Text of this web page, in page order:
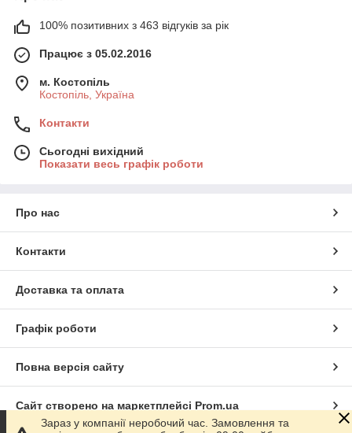
100% позитивних з 463 відгуків за рік
Працює з 05.02.2016
м. Костопіль
Костопіль, Україна
Контакти
Сьогодні вихідний
Показати весь графік роботи
Про нас
Контакти
Доставка та оплата
Графік роботи
Повна версія сайту
Сайт створено на маркетплейсі Prom.ua
Зараз у компанії неробочий час. Замовлення та